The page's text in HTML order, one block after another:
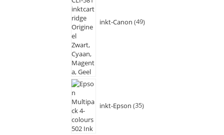
inkt-Canon 49
inkt-Epson 35